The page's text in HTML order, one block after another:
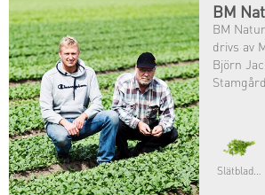
BM
BM
drivs av
Björn
Slätbladig persilja